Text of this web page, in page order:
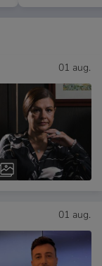
01 aug.
01 aug.